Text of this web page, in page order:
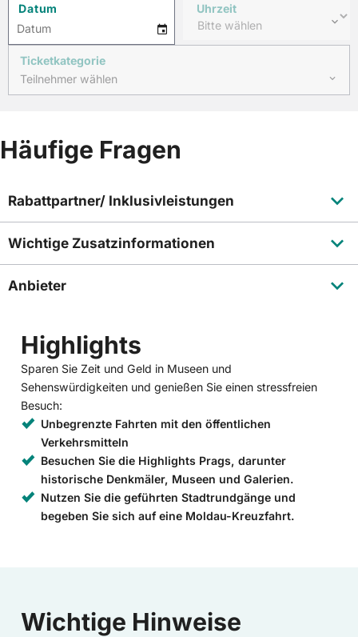
Datum
8
Sat
Datum
Uhrzeit
Ticketkategorie
Teilnehmer wählen
Häufige Fragen
Rabattpartner/ Inklusivleistungen
Wichtige Zusatzinformationen
Anbieter
Highlights
Sparen Sie Zeit und Geld in Museen und
Sehenswürdigkeiten und genießen Sie einen stressfreien
Besuch:
Unbegrenzte Fahrten mit den öffentlichen
Verkehrsmitteln
Besuchen Sie die Highlights Prags, darunter
historische Denkmäler, Museen und Galerien.
Nutzen Sie die geführten Stadtrundgänge und
begeben Sie sich auf eine Moldau-Kreuzfahrt.
Wichtige Hinweise